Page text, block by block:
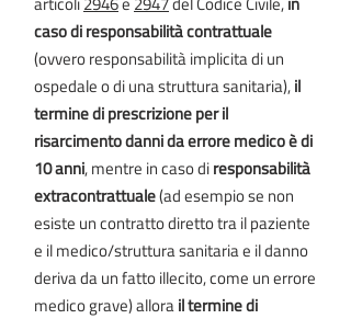
caso di responsabilità contrattuale
(ovvero responsabilità implicita di un
ospedale o di una struttura sanitaria),il
termine di prescrizione per il
risarcimento danni da errore medico è di
10 anni, mentre in caso diresponsabilità
extracontrattuale(ad esempio se non
esiste un contratto diretto tra il paziente
e il medico/struttura sanitaria e il danno
deriva da un fatto illecito, come un errore
medico grave) allorail termine di